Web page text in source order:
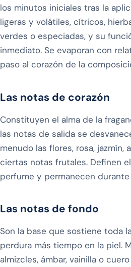
los minutos iniciales tras la
ligeras y volátiles, cítricos,
verdes o especiadas, y su
inmediato. Se evaporan con
paso al corazón de la
Las notas de corazón
Constituyen el alma de la
las notas de salida se
menudo las flores, rosa, jazmín,
ciertas notas frutales. Definen
perfume y permanecen durante
Las notas de fondo
Son la base que sostiene toda
perdura más tiempo en la piel.
almizcles, ámbar, vainilla o